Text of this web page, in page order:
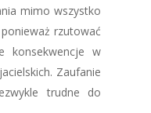
mimo wszystko
rzutować
konsekwencje w
Zaufanie
trudne do